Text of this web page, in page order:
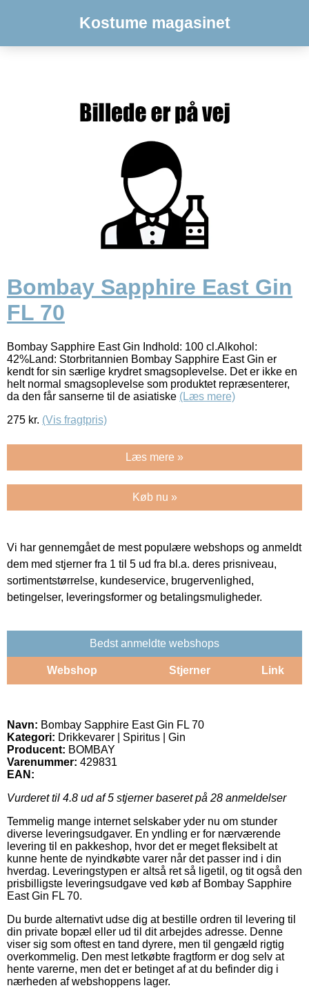
Kostume magasinet
Bombay Sapphire East Gin
FL 70
Bombay Sapphire East Gin Indhold: 100 cl.Alkohol:
42%Land: Storbritannien Bombay Sapphire East Gin er
kendt for sin særlige krydret smagsoplevelse. Det er ikke en
helt normal smagsoplevelse som produktet repræsenterer,
da den får sanserne til de asiatiske (Læs mere)
275 kr. (Vis fragtpris)
Læs mere »
Køb nu »
Vi har gennemgået de mest populære webshops og anmeldt
dem med stjerner fra 1 til 5 ud fra bl.a. deres prisniveau,
sortimentstørrelse, kundeservice, brugervenlighed,
betingelser, leveringsformer og betalingsmuligheder.
Bedst anmeldte webshops
Webshop Stjerner Link
Navn: Bombay Sapphire East Gin FL 70
Kategori: Drikkevarer | Spiritus | Gin
Producent: BOMBAY
Varenummer: 429831
EAN:
Vurderet til 4.8 ud af 5 stjerner baseret på 28 anmeldelser
Temmelig mange internet selskaber yder nu om stunder
diverse leveringsudgaver. En yndling er for nærværende
levering til en pakkeshop, hvor det er meget fleksibelt at
kunne hente de nyindkøbte varer når det passer ind i din
hverdag. Leveringstypen er altså ret så ligetil, og tit også den
prisbilligste leveringsudgave ved køb af Bombay Sapphire
East Gin FL 70.
Du burde alternativt udse dig at bestille ordren til levering til
din private bopæl eller ud til dit arbejdes adresse. Denne
viser sig som oftest en tand dyrere, men til gengæld rigtig
overkommelig. Den mest letkøbte fragtform er dog selv at
hente varerne, men det er betinget af at du befinder dig i
nærheden af webshoppens lager.